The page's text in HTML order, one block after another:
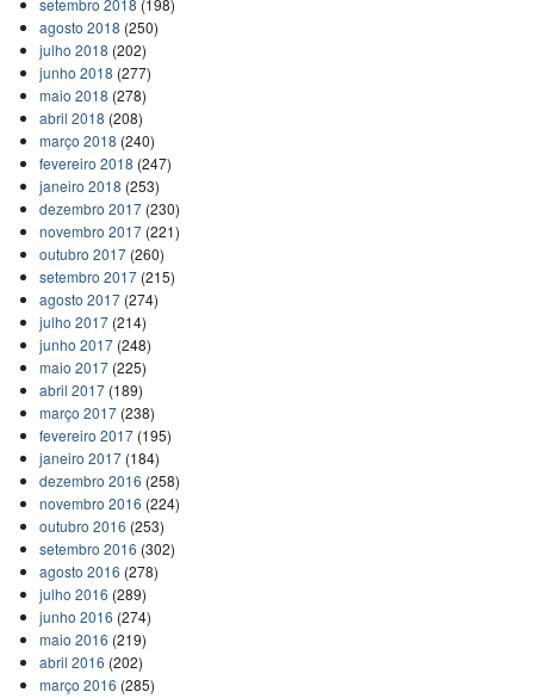
setembro 2018 (198)
agosto 2018 (250)
julho 2018 (202)
junho 2018 (277)
maio 2018 (278)
abril 2018 (208)
março 2018 (240)
fevereiro 2018 (247)
janeiro 2018 (253)
dezembro 2017(230)
novembro 2017(221)
outubro 2017(260)
setembro 2017(215)
agosto 2017(274)
julho 2017(214)
junho 2017(248)
maio 2017(225)
abril 2017(189)
março 2017(238)
fevereiro 2017(195)
janeiro 2017(184)
dezembro 2016 (258)
novembro 2016 (224)
outubro 2016 (253)
setembro 2016 (302)
agosto 2016 (278)
julho 2016 (289)
junho 2016 (274)
maio 2016 (219)
abril 2016 (202)
março 2016 (285)